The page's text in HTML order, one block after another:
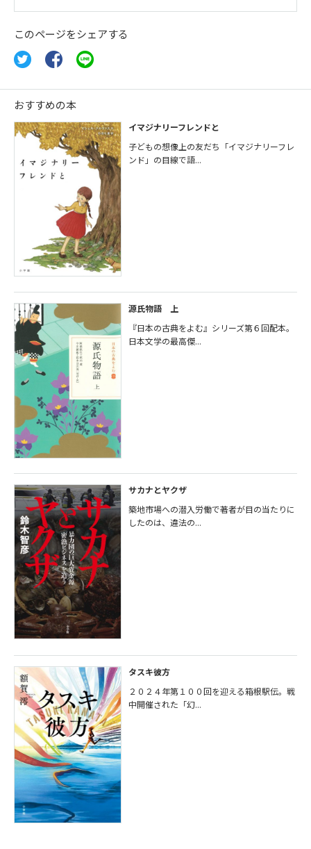
このページをシェアする
おすすめの本
イマジナリーフレンドと
子どもの想像上の友だち「イマジナリーフレ
ンド」の目線で語...
源氏物語 上
『日本の古典をよむ』シリーズ第６回配本。
日本文学の最高傑...
サカナとヤクザ
築地市場への潜入労働で著者が目の当たりに
したのは、違法の...
タスキ彼方
２０２４年第１００回を迎える箱根駅伝。戦
中開催された「幻...